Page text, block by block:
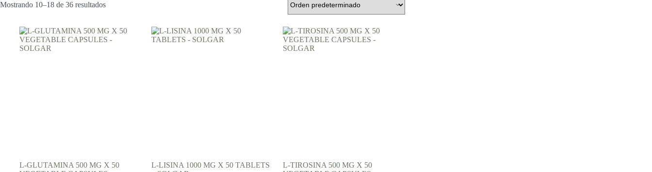
Mostrando 10–18 de 36 resultados
L-GLUTAMINA 500 MG X 50
L-LISINA 1000 MG X 50 TABLETS
L-TIROSINA 500 MG X 50